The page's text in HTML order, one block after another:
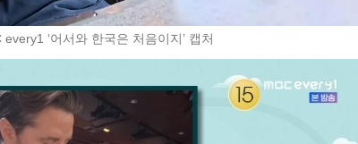
‘어서와 한국은 처음이지’ 캡처